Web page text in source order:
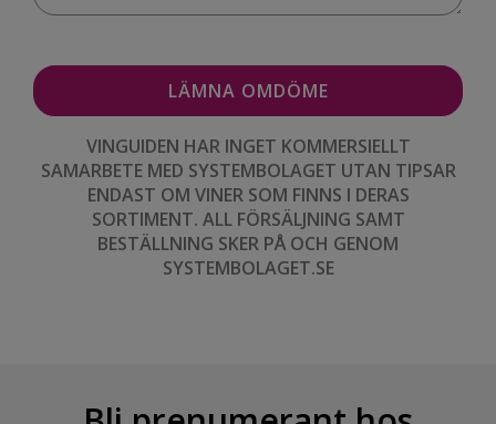
VINGUIDEN HAR INGET KOMMERSIELLT
SAMARBETE MED SYSTEMBOLAGET UTAN TIPSAR
ENDAST OM VINER SOM FINNS I DERAS
SORTIMENT. ALL FÖRSÄLJNING SAMT
BESTÄLLNING SKER PÅ OCH GENOM
SYSTEMBOLAGET.SE